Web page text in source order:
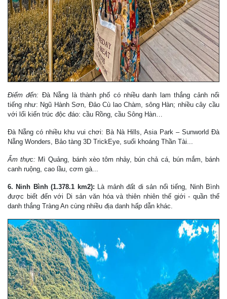
Điểm đến: Đà Nẵng là thành phố có nhiều danh lam thắng cảnh nổi
tiếng như: Ngũ Hành Sơn, Đảo Cù lao Chàm, sông Hàn; nhiều cây cầu
với lối kiến trúc độc đáo: cầu Rồng, cầu Sông Hàn…
Đà Nẵng có nhiều khu vui chơi: Bà Nà Hills, Asia Park – Sunworld Đà
Nẵng Wonders, Bảo tàng 3D TrickEye, suối khoáng Thần Tài...
Ẩm thực: Mì Quảng, bánh xèo tôm nhảy, bún chả cá, bún mắm, bánh
canh ruộng, cao lầu, cơm gà...
6. Ninh Bình (1.378.1 km2): Là mảnh đất di sản nổi tiếng, Ninh Bình
được biết đến với Di sản văn hóa và thiên nhiên thế giới - quần thể
danh thắng Tràng An cùng nhiều địa danh hấp dẫn khác.